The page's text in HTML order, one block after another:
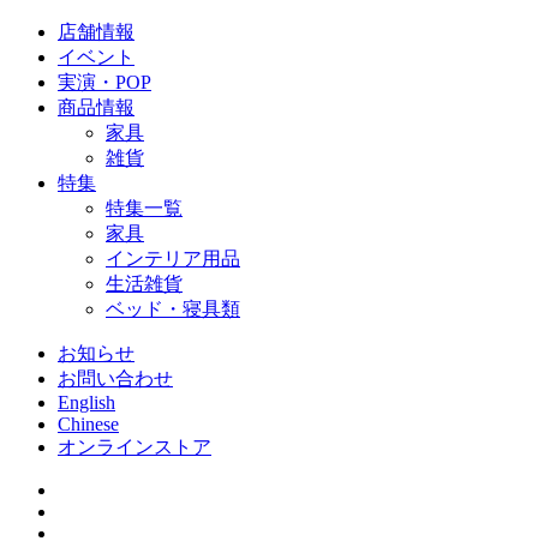
店舗情報
イベント
実演・POP
商品情報
家具
雑貨
特集
特集一覧
家具
インテリア用品
生活雑貨
ベッド・寝具類
お知らせ
お問い合わせ
English
Chinese
オンラインストア